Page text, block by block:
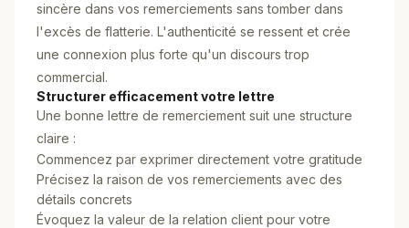
sincère dans vos remerciements sans tomber dans
l'excès de flatterie. L'authenticité se ressent et crée
une connexion plus forte qu'un discours trop
commercial.
Structurer efficacement votre lettre
Une bonne lettre de remerciement suit une structure
claire :
Commencez par exprimer directement votre gratitude
Précisez la raison de vos remerciements avec des
détails concrets
Évoquez la valeur de la relation client pour votre